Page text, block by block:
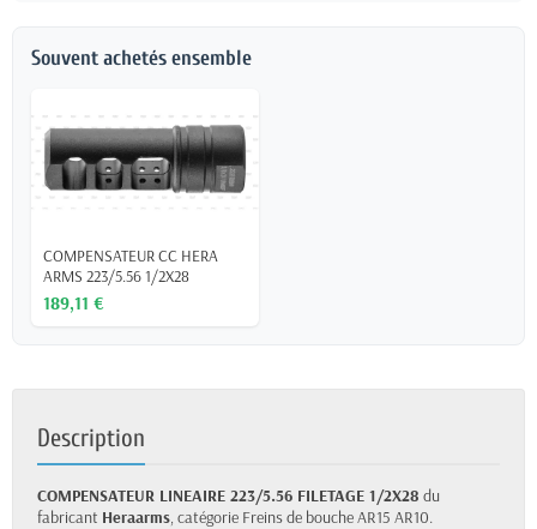
Souvent achetés ensemble
COMPENSATEUR CC HERA
ARMS 223/5.56 1/2X28
189,11 €
Description
COMPENSATEUR LINEAIRE 223/5.56 FILETAGE 1/2X28 du
fabricant Heraarms, catégorie Freins de bouche AR15 AR10.